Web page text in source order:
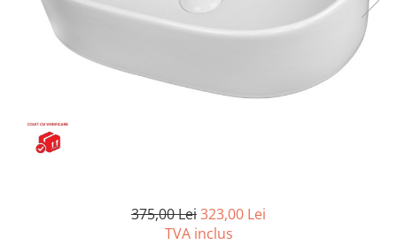
Capace wc
Bideuri suspendate
Piedestale
Pisoare
Usi batante
Usi culisante
375,00 Lei323,00 Lei
TVA inclus